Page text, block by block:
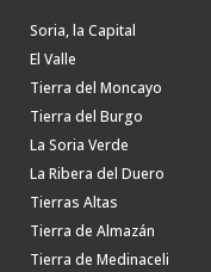
Soria, la Capital
El Valle
Tierra del Moncayo
Tierra del Burgo
La Soria Verde
La Ribera del Duero
Tierras Altas
Tierra de Almazán
Tierra de Medinaceli